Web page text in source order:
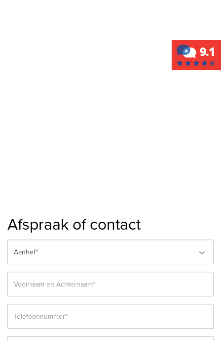
Afspraak of contact
Aanhef*